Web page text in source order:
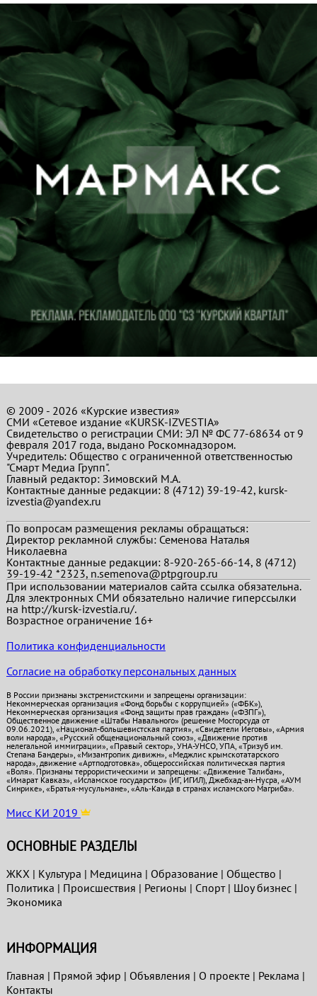
© 2009 - 2026 «Курские известия»
СМИ «Сетевое издание «KURSK-IZVESTIA»
Свидетельство о регистрации СМИ: ЭЛ № ФС 77-68634 от 9
февраля 2017 года, выдано Роскомнадзором.
Учредитель: Общество с ограниченной ответственностью
"Смарт Медиа Групп".
Главный редактор:Зимовский М.А.
Контактные данные редакции: 8 (4712) 39-19-42, kursk-
izvestia@yandex.ru
По вопросам размещения рекламы обращаться:
Директор рекламной службы: Семенова Наталья
Николаевна
Контактные данные редакции: 8-920-265-66-14, 8 (4712)
39-19-42 *2323, n.semenova@ptpgroup.ru
При использовании материалов сайта ссылка обязательна.
Для электронных СМИ обязательно наличие гиперссылки
на http://kursk-izvestia.ru/.
Возрастное ограничение 16+
Политика конфиденциальности
Согласие на обработку персональных данных
В России признаны экстремистскими и запрещены организации:
Некоммерческая организация «Фонд борьбы с коррупцией» («ФБК»),
Некоммерческая организация «Фонд защиты прав граждан» («ФЗПГ»),
Общественное движение «Штабы Навального» (решение Мосгорсуда от
09.06.2021), «Национал-большевистская партия», «Свидетели Иеговы», «Армия
воли народа», «Русский общенациональный союз», «Движение против
нелегальной иммиграции», «Правый сектор», УНА-УНСО, УПА, «Тризуб им.
Степана Бандеры», «Мизантропик дивижн», «Меджлис крымскотатарского
народа», движение «Артподготовка», общероссийская политическая партия
«Воля». Признаны террористическими и запрещены: «Движение Талибан»,
«Имарат Кавказ», «Исламское государство» (ИГ, ИГИЛ), Джебхад-ан-Нусра, «АУМ
Синрике», «Братья-мусульмане», «Аль-Каида в странах исламского Магриба».
Мисс КИ 2019
ОСНОВНЫЕ РАЗДЕЛЫ
ЖКХ| Культура | Медицина | Образование| Общество |
Политика | Проиcшествия | Регионы | Спорт| Шоу бизнес|
Экономика
ИНФОРМАЦИЯ
Главная | Прямой эфир | Объявления | О проекте| Реклама |
Контакты